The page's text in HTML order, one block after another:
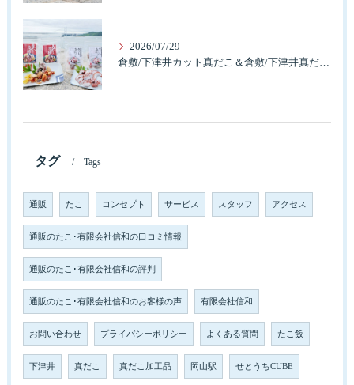
2026/07/29
倉敷/下津井カット真だこ＆倉敷/下津井真だこ唐揚げ・セット人気です。
タグ Tags
通販 たこ コンセプト サービス スタッフ アクセス
通販のたこ･有限会社信和の口コミ情報
通販のたこ･有限会社信和の評判
通販のたこ･有限会社信和のお客様の声 有限会社信和
お問い合わせ プライバシーポリシー よくある質問 たこ飯
下津井 真だこ 真だこ加工品 岡山駅 せとうちCUBE